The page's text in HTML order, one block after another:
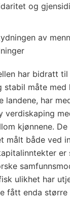
og
av
har bidratt
stabil måte med
landene, har
verdiskaping
kjønnene.
målt både ved
ulikhet har
fått enda større